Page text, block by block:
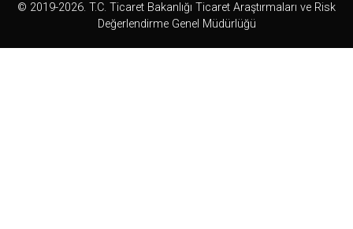
© 2019-2026. T.C. Ticaret Bakanlığı Ticaret Araştırmaları ve Risk
Değerlendirme Genel Müdürlüğü